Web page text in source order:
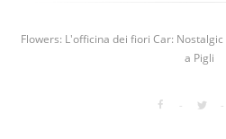
Flowers: L'officina dei fiori Car:
a Pigli